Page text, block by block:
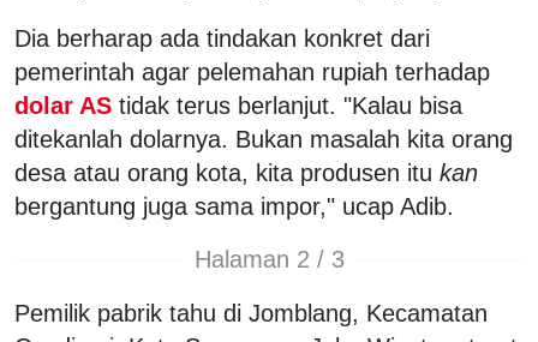
Dia berharap ada tindakan konkret dari
pemerintah agar pelemahan rupiah terhadap
dolar AS tidak terus berlanjut. "Kalau bisa
ditekanlah dolarnya. Bukan masalah kita orang
desa atau orang kota, kita produsen itu kan
bergantung juga sama impor," ucap Adib.
Halaman 2 / 3
Pemilik pabrik tahu di Jomblang, Kecamatan